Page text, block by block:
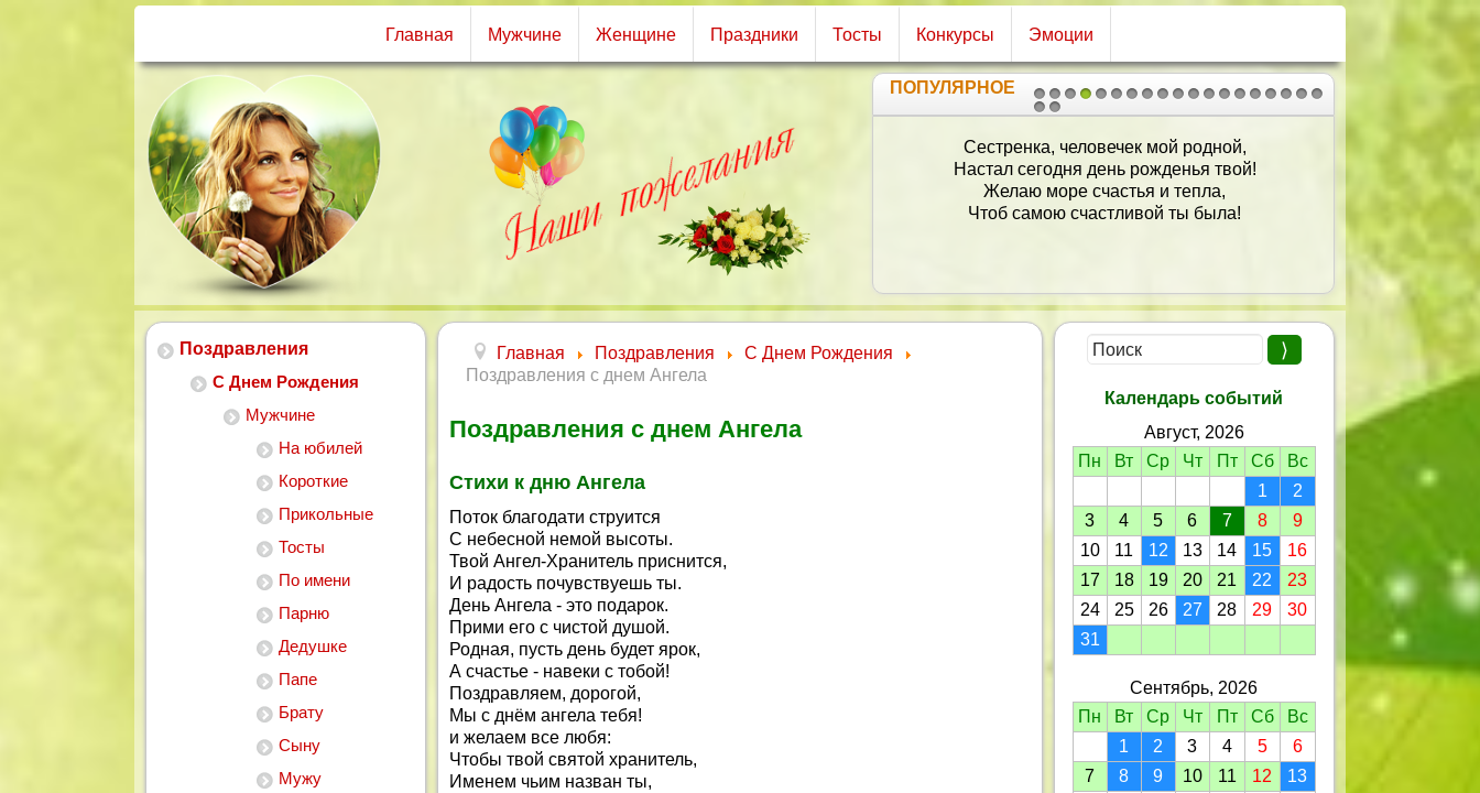
Главная Мужчине Женщине Праздники Тосты Конкурсы Эмоции
1 2
2021
ПОПУЛЯРНОЕ
Сестренка, человечек мой родной,
Настал сегодня день рожденья твой!
Желаю море счастья и тепла,
Чтоб самою счастливой ты была!
Поздравления
С Днем Рождения
Мужчине
На юбилей
Короткие
Прикольные
Тосты
По имени
Парню
Дедушке
Папе
Брату
Сыну
Мужу
Главная Поздравления
С Днем Рождения
Поздравления с днем Ангела
Поздравления с днем Ангела
Стихи к дню Ангела
Поток благодати струится
С небесной немой высоты.
Твой Ангел-Хранитель приснится,
И радость почувствуешь ты.
День Ангела - это подарок.
Прими его с чистой душой.
Родная, пусть день будет ярок,
А счастье - навеки с тобой!
Поздравляем, дорогой,
Мы с днём ангела тебя!
и желаем все любя:
Чтобы твой святой хранитель,
Именем чьим назван ты,
Календарь событий
Август, 2026
Пн
Вт Ср Чт Пт Сб
Вс
1
2
3
4 5 6 7 8
9
10
11 12 13 14 15
16
17
18 19 20 21 22
23
24
25 26 27 28 29
30
31
Сентябрь, 2026
Пн
Вт Ср Чт Пт Сб
Вс
1
2 3 4 5
6
7
8 9 10 11 12
13